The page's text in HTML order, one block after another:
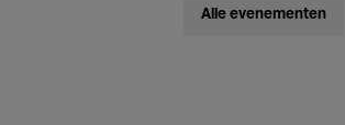
Alle evenementen